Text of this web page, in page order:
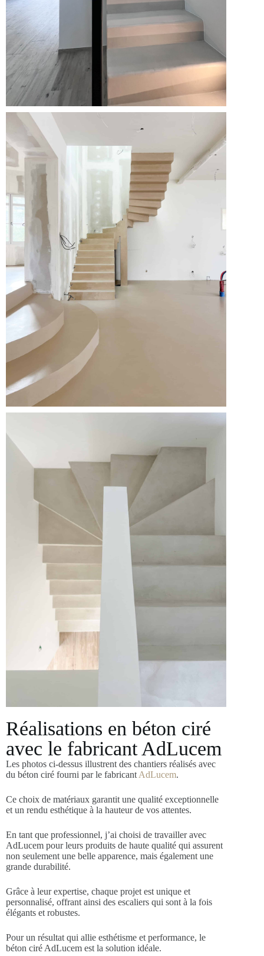
Réalisations en béton ciré
avec le fabricant AdLucem
Les photos ci-dessus illustrent des chantiers réalisés avec
du béton ciré fourni par le fabricant AdLucem.
Ce choix de matériaux garantit une qualité exceptionnelle
et un rendu esthétique à la hauteur de vos attentes.
En tant que professionnel, j’ai choisi de travailler avec
AdLucem pour leurs produits de haute qualité qui assurent
non seulement une belle apparence, mais également une
grande durabilité.
Grâce à leur expertise, chaque projet est unique et
personnalisé, offrant ainsi des escaliers qui sont à la fois
élégants et robustes.
Pour un résultat qui allie esthétisme et performance, le
béton ciré AdLucem est la solution idéale.